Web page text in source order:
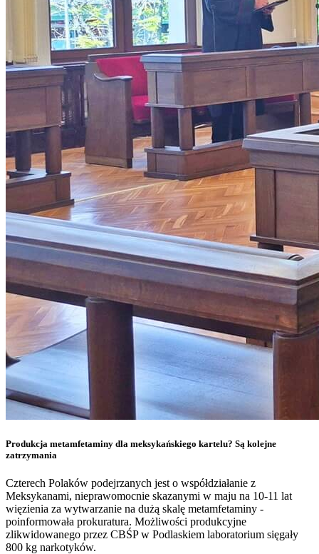
Produkcja metamfetaminy dla meksykańskiego kartelu? Są kolejne
zatrzymania
Czterech Polaków podejrzanych jest o współdziałanie z
Meksykanami, nieprawomocnie skazanymi w maju na 10-11 lat
więzienia za wytwarzanie na dużą skalę metamfetaminy -
poinformowała prokuratura. Możliwości produkcyjne
zlikwidowanego przez CBŚP w Podlaskiem laboratorium sięgały
800 kg narkotyków.